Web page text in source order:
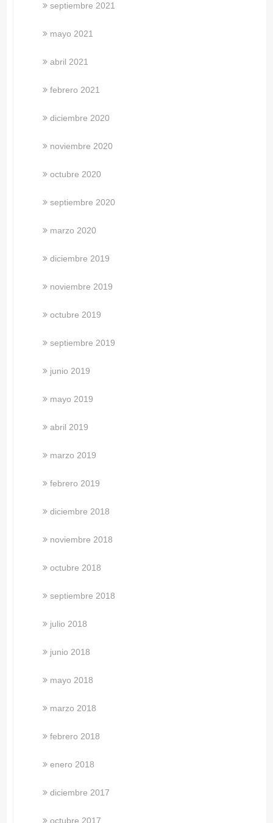
septiembre 2021
mayo 2021
abril 2021
febrero 2021
diciembre 2020
noviembre 2020
octubre 2020
septiembre 2020
marzo 2020
diciembre 2019
noviembre 2019
octubre 2019
septiembre 2019
junio 2019
mayo 2019
abril 2019
marzo 2019
febrero 2019
diciembre 2018
noviembre 2018
octubre 2018
septiembre 2018
julio 2018
junio 2018
mayo 2018
marzo 2018
febrero 2018
enero 2018
diciembre 2017
octubre 2017